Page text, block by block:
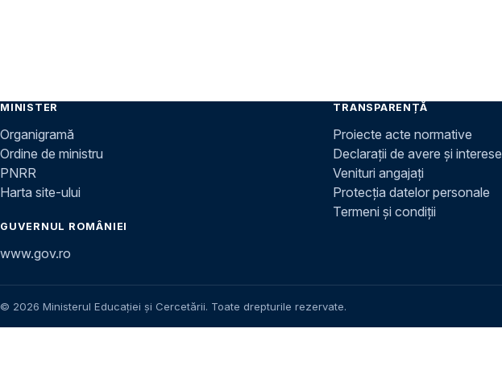
MINISTER
Organigramă
Ordine de ministru
PNRR
Harta site-ului
GUVERNUL ROMÂNIEI
www.gov.ro
TRANSPARENȚĂ
Proiecte acte normative
Declarații de avere și interese
Venituri angajați
Protecția datelor personale
Termeni și condiții
© 2026 Ministerul Educației și Cercetării. Toate drepturile rezervate.